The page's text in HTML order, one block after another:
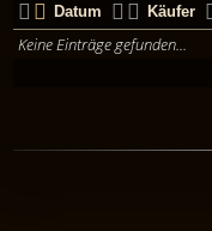
Datum Käufer
Keine Einträge gefunden...